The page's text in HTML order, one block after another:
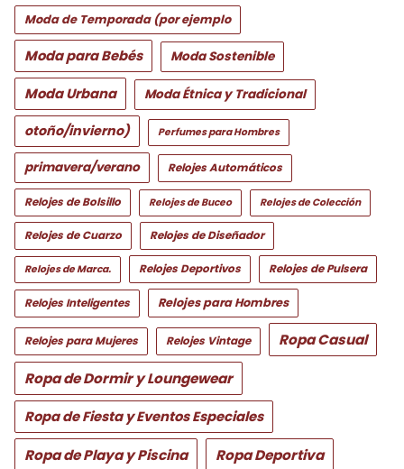
Moda de Temporada (por ejemplo
Moda para Bebés Moda Sostenible
Moda Urbana Moda Étnica y Tradicional
otoño/invierno) Perfumes para Hombres
primavera/verano Relojes Automáticos
Relojes de Bolsillo Relojes de Buceo Relojes de Colección
Relojes de Cuarzo Relojes de Diseñador
Relojes de Marca. Relojes Deportivos Relojes de Pulsera
Relojes Inteligentes Relojes para Hombres
Relojes para Mujeres Relojes Vintage Ropa Casual
Ropa de Dormir y Loungewear
Ropa de Fiesta y Eventos Especiales
Ropa de Playa y Piscina Ropa Deportiva